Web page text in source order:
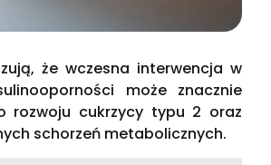
że wczesna interwencja w
może znacznie
rozwoju cukrzycy typu 2 oraz
schorzeń metabolicznych.